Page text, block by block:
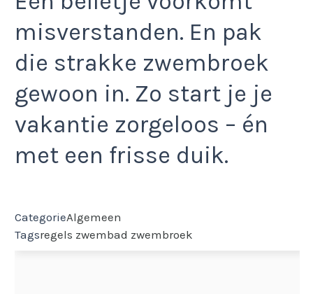
misverstanden. En pak
die strakke zwembroek
gewoon in. Zo start je je
vakantie zorgeloos – én
met een frisse duik.
CategorieAlgemeen
Tagsregels zwembad zwembroek